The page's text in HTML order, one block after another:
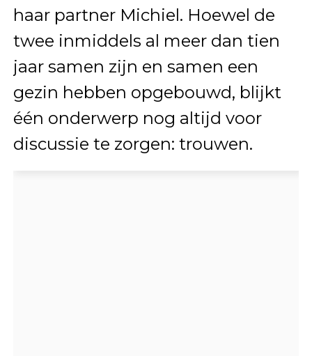
haar partner Michiel. Hoewel de
twee inmiddels al meer dan tien
jaar samen zijn en samen een
gezin hebben opgebouwd, blijkt
één onderwerp nog altijd voor
discussie te zorgen: trouwen.